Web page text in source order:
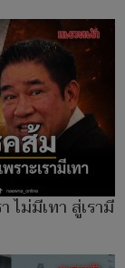
ไม่มีเทา สู่เรามี